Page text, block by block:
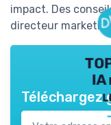
impact. Des
directeur
IA
Téléchargez